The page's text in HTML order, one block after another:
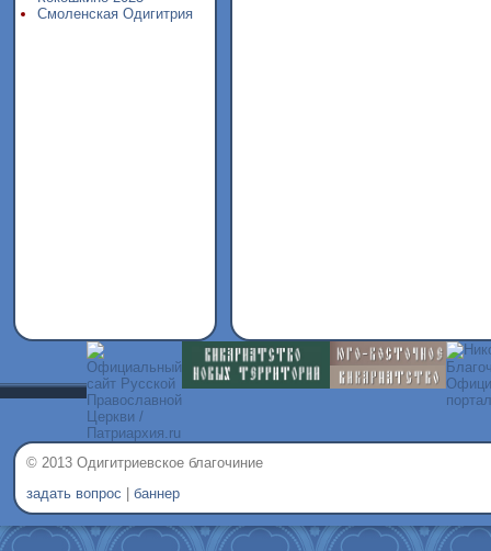
Смоленская Одигитрия
© 2013 Одигитриевское благочиние
задать вопрос
баннер